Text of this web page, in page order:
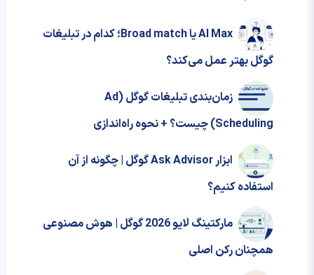
AI Max یا Broad match؛ کدام در تبلیغات
گوگل بهتر عمل می‌کند؟
زمان‌بندی تبلیغات گوگل (Ad
Scheduling) چیست؟ + نحوه‌ راه‌اندازی
ابزار Ask Advisor گوگل | چگونه از آن
استفاده کنیم؟
مارکتینگ لایو 2026 گوگل | هوش مصنوعی
همچنان رکن اصلی